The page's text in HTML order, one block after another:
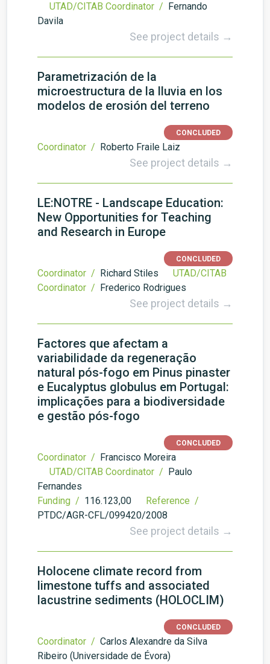
UTAD/CITAB Coordinator / Fernando
Davila
See project details →
Parametrización de la
microestructura de la lluvia en los
modelos de erosión del terreno
CONCLUDED
Coordinator / Roberto Fraile Laiz
See project details →
LE:NOTRE - Landscape Education:
New Opportunities for Teaching
and Research in Europe
CONCLUDED
Coordinator / Richard Stiles
UTAD/CITAB
Coordinator / Frederico Rodrigues
See project details →
Factores que afectam a
variabilidade da regeneração
natural pós-fogo em Pinus pinaster
e Eucalyptus globulus em Portugal:
implicações para a biodiversidade
e gestão pós-fogo
CONCLUDED
Coordinator / Francisco Moreira
UTAD/CITAB Coordinator / Paulo
Fernandes
Funding / 116.123,00
Reference /
PTDC/AGR-CFL/099420/2008
See project details →
Holocene climate record from
limestone tuffs and associated
lacustrine sediments (HOLOCLIM)
CONCLUDED
Coordinator / Carlos Alexandre da Silva
Ribeiro (Universidade de Évora)